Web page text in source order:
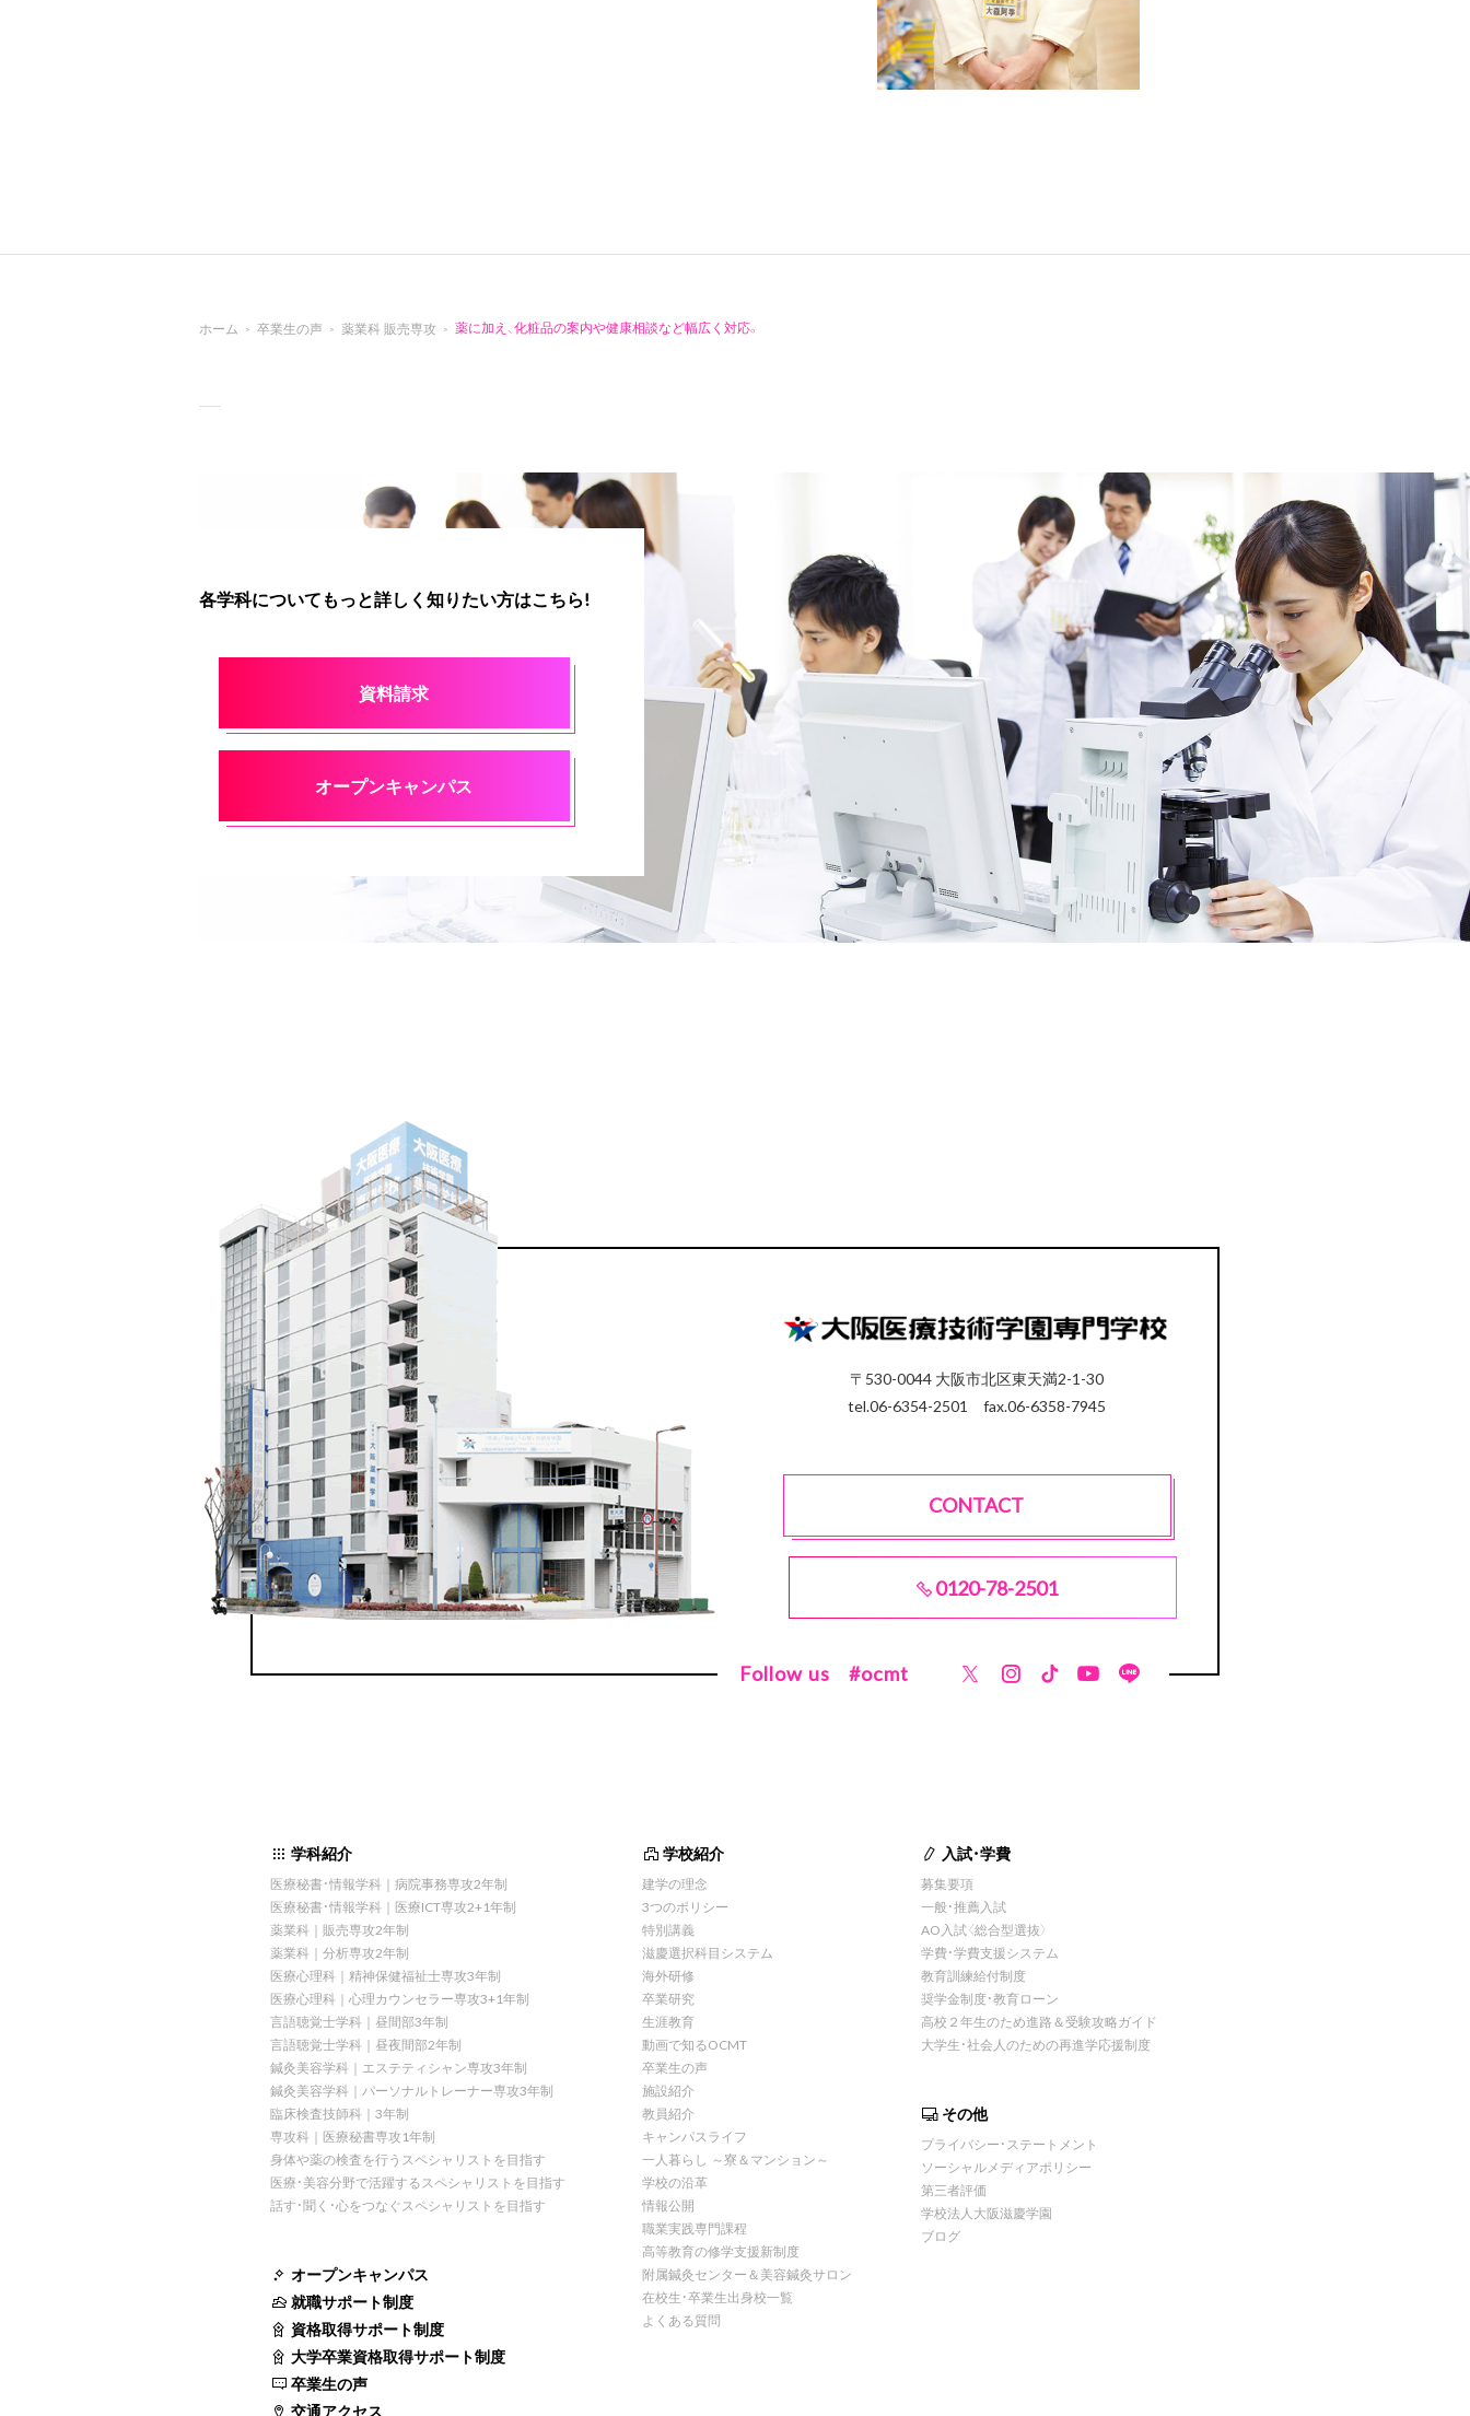
ホーム 卒業生の声 薬業科 販売専攻 薬に加え、化粧品の案内や健康相談など幅広く対応。
各学科についてもっと詳しく知りたい方はこちら!
資料請求
オープンキャンパス
〒530-0044 大阪市北区東天満2-1-30
tel.06-6354-2501 fax.06-6358-7945
CONTACT
0120-78-2501
Follow us #ocmt
学科紹介
医療秘書・情報学科｜病院事務専攻2年制
医療秘書・情報学科｜医療ICT専攻2+1年制
薬業科｜販売専攻2年制
薬業科｜分析専攻2年制
医療心理科｜精神保健福祉士専攻3年制
医療心理科｜心理カウンセラー専攻3+1年制
言語聴覚士学科｜昼間部3年制
言語聴覚士学科｜昼夜間部2年制
鍼灸美容学科｜エステティシャン専攻3年制
鍼灸美容学科｜パーソナルトレーナー専攻3年制
臨床検査技師科｜3年制
専攻科｜医療秘書専攻1年制
身体や薬の検査を行うスペシャリストを目指す
医療・美容分野で活躍するスペシャリストを目指す
話す・聞く・心をつなぐスペシャリストを目指す
オープンキャンパス
就職サポート制度
資格取得サポート制度
大学卒業資格取得サポート制度
卒業生の声
交通アクセス
学校紹介
建学の理念
3つのポリシー
特別講義
滋慶選択科目システム
海外研修
卒業研究
生涯教育
動画で知るOCMT
卒業生の声
施設紹介
教員紹介
キャンパスライフ
一人暮らし ～寮＆マンション～
学校の沿革
情報公開
職業実践専門課程
高等教育の修学支援新制度
附属鍼灸センター＆美容鍼灸サロン
在校生・卒業生出身校一覧
よくある質問
入試・学費
募集要項
一般・推薦入試
AO入試〈総合型選抜〉
学費・学費支援システム
教育訓練給付制度
奨学金制度・教育ローン
高校２年生のため進路＆受験攻略ガイド
大学生・社会人のための再進学応援制度
その他
プライバシー・ステートメント
ソーシャルメディアポリシー
第三者評価
学校法人大阪滋慶学園
ブログ